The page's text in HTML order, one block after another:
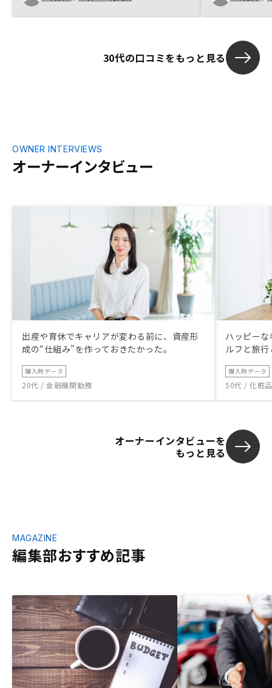
今後更に仕組みが良くなっていく可能性を
感じました。物件紹介を営業マン経由とす
選べるかなと思います。
った。
30代の口コミをもっと見る
オーナーインタビュー
OWNER INTERVIEWS
出産や育休でキャリアが変わる前に、資産形
成の“仕組み”を作っておきたかった。
購入時データ
20代 / 金融機関勤務
ハッピー
ルフと旅
購入時データ
50代 / 化粧
オーナーインタビューを
もっと見る
編集部おすすめ記事
MAGAZINE